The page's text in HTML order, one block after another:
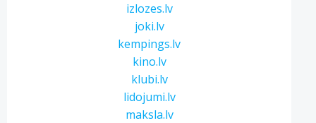
izlozes.lv
joki.lv
kempings.lv
kino.lv
klubi.lv
lidojumi.lv
maksla.lv